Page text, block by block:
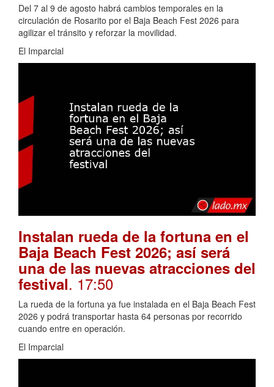
Del 7 al 9 de agosto habrá cambios temporales en la
circulación de Rosarito por el Baja Beach Fest 2026 para
agilizar el tránsito y reforzar la movilidad.
El Imparcial
Instalan rueda de la fortuna en el
Baja Beach Fest 2026; así será
una de las nuevas atracciones del
festival. 17:50
La rueda de la fortuna ya fue instalada en el Baja Beach Fest
2026 y podrá transportar hasta 64 personas por recorrido
cuando entre en operación.
El Imparcial